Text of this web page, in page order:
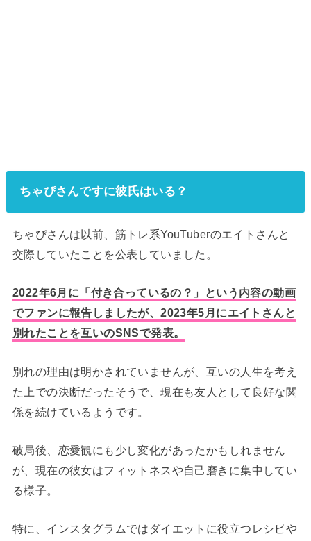
ちゃぴさんですに彼氏はいる？
ちゃぴさんは以前、筋トレ系YouTuberのエイトさんと
交際していたことを公表していました。
2022年6月に「付き合っているの？」という内容の動画
でファンに報告しましたが、2023年5月にエイトさんと
別れたことを互いのSNSで発表。
別れの理由は明かされていませんが、互いの人生を考え
た上での決断だったそうで、現在も友人として良好な関
係を続けているようです。
破局後、恋愛観にも少し変化があったかもしれません
が、現在の彼女はフィットネスや自己磨きに集中してい
る様子。
特に、インスタグラムではダイエットに役立つレシピや